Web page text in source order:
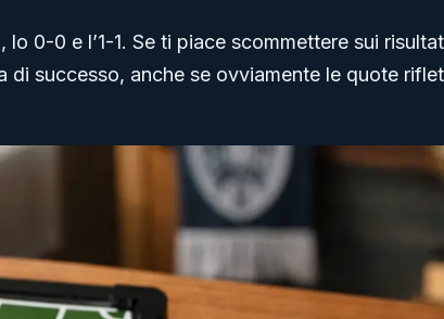
0-0 e l’1-1. Se ti piace scommettere sui
successo, anche se ovviamente le quote